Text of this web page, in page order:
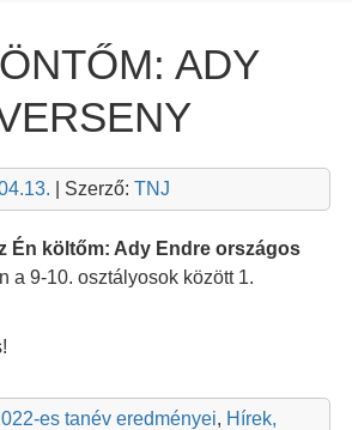
ADY
| Szerző: TNJ
Én költőm: Ady Endre országos
a 9-10. osztályosok között 1.
es tanév eredményei, Hírek,